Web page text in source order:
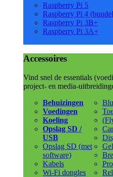
Raspberry Pi 5
Raspberry Pi 4
Raspberry Pi 3B+
Raspberry Pi 3A+
Accessoires
Vind snel de essentials
project- en media-
Behuizingen
Voedingen
Koeling
Opslag SD /
USB
Opslag SD (met
software)
Kabels
Wi-Fi dongles